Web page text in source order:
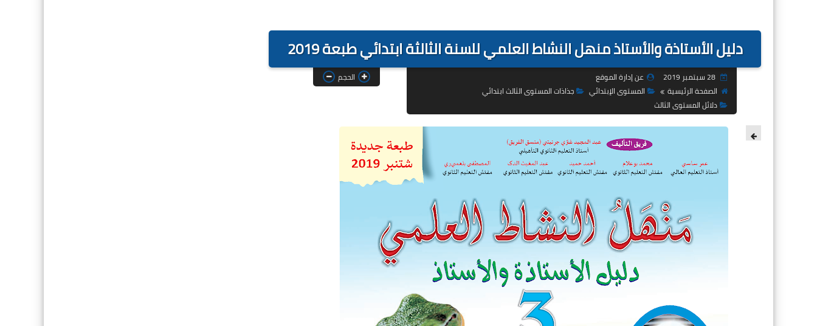
دليل الأستاذة والأستاذ منهل النشاط العلمي للسنة الثالثة ابتدائي طبعة 2019
28 سبتمبر 2019
عن إدارة الموقع
الصفحة الرئيسية
المستوى الإبتدائي
جذاذات المستوى الثالث ابتدائي
دلائل المستوى الثالث
الحجم